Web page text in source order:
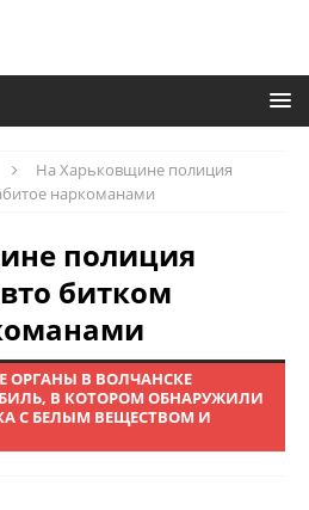
На Харьковщине полиция
наркоманами
полиция
битком
ОРГАНЫ В ВОЛЧАНСКЕ
В КОТОРОМ ОБНАРУЖИЛИ
С БЕЛЫМ ВЕЩЕСТВОМ И